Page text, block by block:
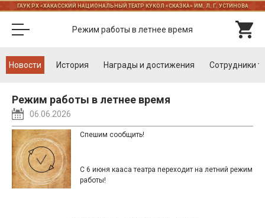
ГАУК РХ «ХАКАССКИЙ НАЦИОНАЛЬНЫЙ ТЕАТР КУКОЛ «СКАЗКА» ИМ. Л. Г. УСТИНОВА
Режим работы в летнее время
Новости История Награды и достижения Cотрудники
Режим работы в летнее время
06.06.2026
Спешим сообщить!
С 6 июня кааса театра переходит на летний режим
работы!